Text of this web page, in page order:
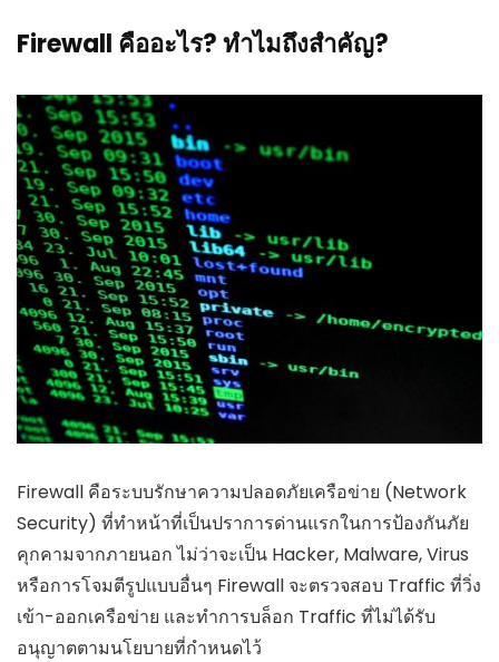
Firewall คืออะไร? ทำไมถึงสำคัญ?
Firewall คือระบบรักษาความปลอดภัยเครือข่าย (Network
Security) ที่ทำหน้าที่เป็นปราการด่านแรกในการป้องกันภัย
คุกคามจากภายนอก ไม่ว่าจะเป็น Hacker, Malware, Virus
หรือการโจมตีรูปแบบอื่นๆ Firewall จะตรวจสอบ Traffic ที่วิ่ง
เข้า-ออกเครือข่าย และทำการบล็อก Traffic ที่ไม่ได้รับ
อนุญาตตามนโยบายที่กำหนดไว้